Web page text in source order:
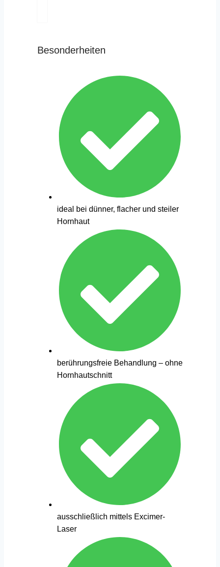
Besonderheiten
ideal bei dünner, flacher und steiler
Hornhaut
berührungsfreie Behandlung – ohne
Hornhautschnitt
ausschließlich mittels Excimer-
Laser